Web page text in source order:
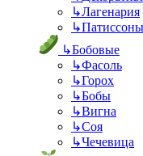
↳Лагенария
↳Патиссоны
↳Бобовые
↳Фасоль
↳Горох
↳Бобы
↳Вигна
↳Соя
↳Чечевица